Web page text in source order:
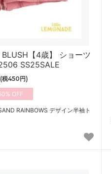
【4歳】 ショーツ
SS25SALE
税450円)
RAINBOWS デザイン半袖ト